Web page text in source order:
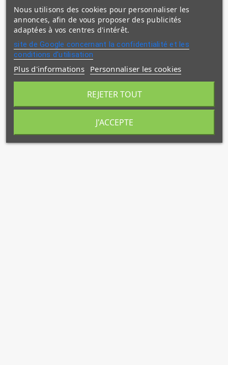
Nous utilisons des cookies pour personnaliser les
annonces, afin de vous proposer des publicités
adaptées à vos centres d'intérêt.
site de Google concernant la confidentialité et les
conditions d'utilisation
Plus d'informations Personnaliser les cookies
REJETER TOUT
J'ACCEPTE